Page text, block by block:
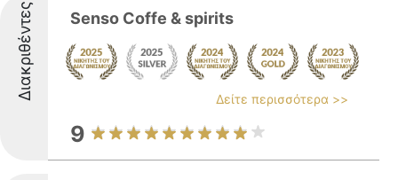
Διακριθέντες Senso Coffe & spirits
Δείτε περισσότερα >>
9